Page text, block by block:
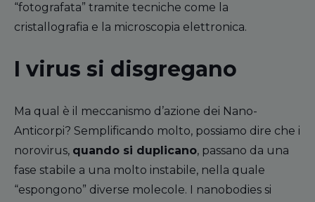
“fotografata” tramite tecniche come la
cristallografia e la microscopia elettronica.
I virus si disgregano
Ma qual è il meccanismo d’azione dei Nano-
Anticorpi? Semplificando molto, possiamo dire che i
norovirus, quando si duplicano, passano da una
fase stabile a una molto instabile, nella quale
“espongono” diverse molecole. I nanobodies si